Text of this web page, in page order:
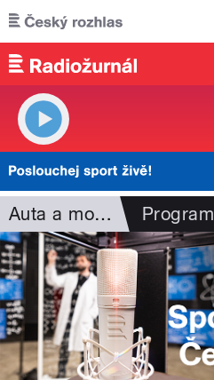
Přejít k hlavnímu obsahu
Auta a motorismus Program